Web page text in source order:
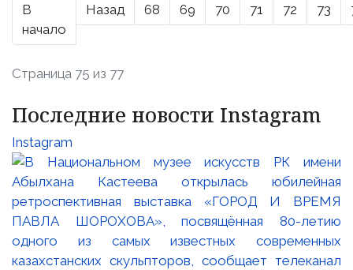
В
начало
Назад 68 69 70 71 72 73
Страница 75 из 77
Последние новости Instagram
Instagram